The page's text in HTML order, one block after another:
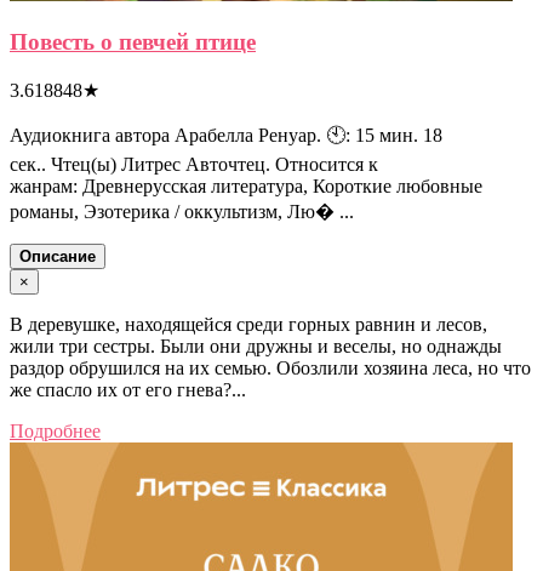
Повесть о певчей птице
3.618848★
Аудиокнига автора Арабелла Ренуар. 🕙: 15 мин. 18
сек.. Чтец(ы) Литрес Авточтец. Относится к
жанрам: Древнерусская литература, Короткие любовные
романы, Эзотерика / оккультизм, Лю� ...
Описание
×
В деревушке, находящейся среди горных равнин и лесов,
жили три сестры. Были они дружны и веселы, но однажды
раздор обрушился на их семью. Обозлили хозяина леса, но что
же спасло их от его гнева?...
Подробнее